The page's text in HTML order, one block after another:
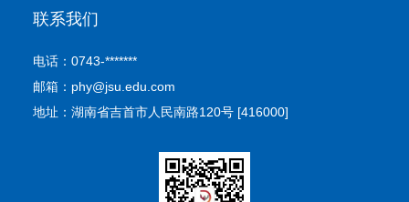
联系我们
电话：0743-*******
邮箱：phy@jsu.edu.com
地址：湖南省吉首市人民南路120号 [416000]